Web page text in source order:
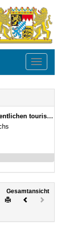
Toggle
Energie vom 22. Juni 2022, Az. 73-3360/10/10 (BayMBl. Nr. 403)
Gesamtansicht
DruckenVorheriges